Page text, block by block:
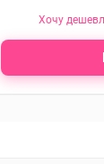
Хочу